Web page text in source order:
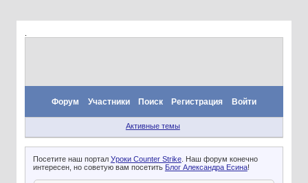
Форум Участники Поиск Регистрация Войти
Активные темы
Посетите наш портал Уроки Counter Strike. Наш форум конечно
интересен, но советую вам посетить Блог Александра Есина!